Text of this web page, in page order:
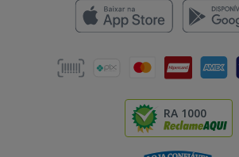
RA 1000